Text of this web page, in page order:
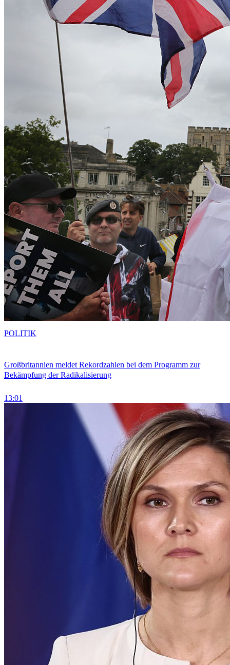
Großbritannien meldet Rekordzahlen bei dem Programm zur
Bekämpfung der Radikalisierung
13:01
POLITIK